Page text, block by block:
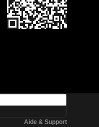
Aide & Support